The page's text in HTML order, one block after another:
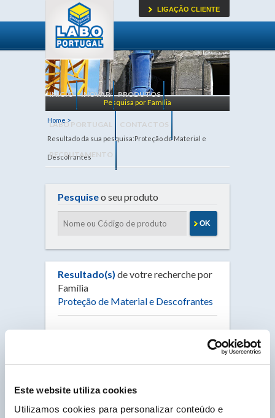
Este website utiliza cookies
Utilizamos cookies para personalizar conteúdo e
INICIO INOVAR PRODUTOS
LABO PORTUGAL CONTACTOS
RECRUTAMENTO
LIGAÇÃO CLIENTE
Pesquisa por Família
Home >
Resultado da sua pesquisa:Proteção de Material e
Descofrantes
Pesquiseo seu produto
OK
Resultado(s) de votre recherche por
Família
Proteção de Material e Descofrantes
· Código 1201
perigoso para o ambiente nem para o